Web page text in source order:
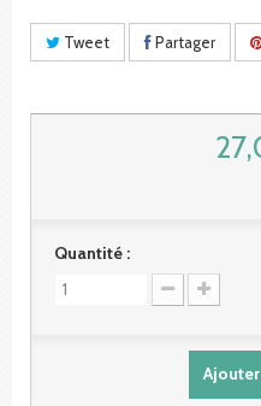
Tweet Partager
Quantité :